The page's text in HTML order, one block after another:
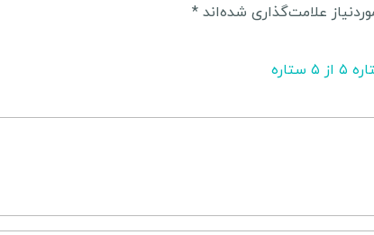
علامت‌گذاری شده‌اند *
۵ از ۵ ستاره